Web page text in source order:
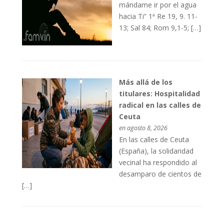
mándame ir por el agua
hacia Ti” 1ª Re 19, 9. 11-
13; Sal 84; Rom 9,1-5; […]
Más allá de los
titulares: Hospitalidad
radical en las calles de
Ceuta
en agosto 8, 2026
En las calles de Ceuta
(España), la solidaridad
vecinal ha respondido al
desamparo de cientos de
[…]